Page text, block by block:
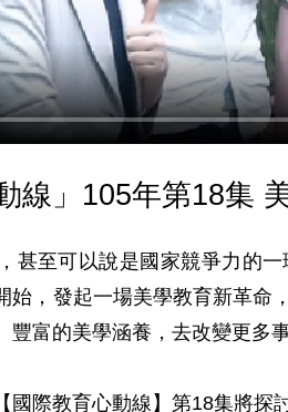
線」105年第18集
甚至可以說是國家競爭力的
始，發起一場美學教育新革命
富的美學涵養，去改變更多事
國際教育心動線】第18集將